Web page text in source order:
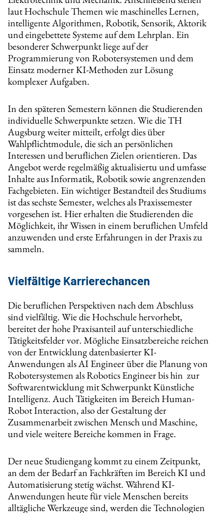
laut Hochschule Themen wie maschinelles Lernen,
intelligente Algorithmen, Robotik, Sensorik, Aktorik
und eingebettete Systeme auf dem Lehrplan. Ein
besonderer Schwerpunkt liege auf der
Programmierung von Robotersystemen und dem
Einsatz moderner KI-Methoden zur Lösung
komplexer Aufgaben.
In den späteren Semestern können die Studierenden
individuelle Schwerpunkte setzen. Wie die TH
Augsburg weiter mitteilt, erfolgt dies über
Wahlpflichtmodule, die sich an persönlichen
Interessen und beruflichen Zielen orientieren. Das
Angebot werde regelmäßig aktualisiertu und umfasse
Inhalte aus Informatik, Robotik sowie angrenzenden
Fachgebieten. Ein wichtiger Bestandteil des Studiums
ist das sechste Semester, welches als Praxissemester
vorgesehen ist. Hier erhalten die Studierenden die
Möglichkeit, ihr Wissen in einem beruflichen Umfeld
anzuwenden und erste Erfahrungen in der Praxis zu
sammeln.
Vielfältige Karrierechancen
Die beruflichen Perspektiven nach dem Abschluss
sind vielfältig. Wie die Hochschule hervorhebt,
bereitet der hohe Praxisanteil auf unterschiedliche
Tätigkeitsfelder vor. Mögliche Einsatzbereiche reichen
von der Entwicklung datenbasierter KI-
Anwendungen als AI Engineer über die Planung von
Robotersystemen als Robotics Engineer bis hin zur
Softwarentwicklung mit Schwerpunkt Künstliche
Intelligenz. Auch Tätigkeiten im Bereich Human-
Robot Interaction, also der Gestaltung der
Zusammenarbeit zwischen Mensch und Maschine,
und viele weitere Bereiche kommen in Frage.
Der neue Studiengang kommt zu einem Zeitpunkt,
an dem der Bedarf an Fachkräften im Bereich KI und
Automatisierung stetig wächst. Während KI-
Anwendungen heute für viele Menschen bereits
alltägliche Werkzeuge sind, werden die Technologien